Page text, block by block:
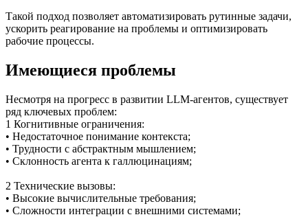
Такой подход позволяет автоматизировать рутинные задачи,
ускорить реагирование на проблемы и оптимизировать
рабочие процессы.
Имеющиеся проблемы
Несмотря на прогресс в развитии LLM-агентов, существует
ряд ключевых проблем:
1 Когнитивные ограничения:
• Недостаточное понимание контекста;
• Трудности с абстрактным мышлением;
• Склонность агента к галлюцинациям;
2 Технические вызовы:
• Высокие вычислительные требования;
• Сложности интеграции с внешними системами;